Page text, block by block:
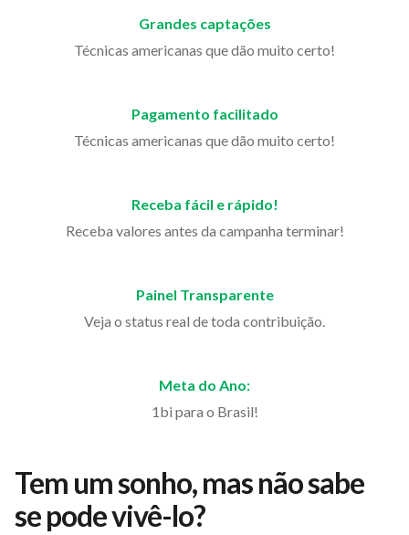
Grandes captações
Técnicas americanas que dão muito certo!
Pagamento facilitado
Técnicas americanas que dão muito certo!
Receba fácil e rápido!
Receba valores antes da campanha terminar!
Painel Transparente
Veja o status real de toda contribuição.
Meta do Ano:
1bi para o Brasil!
Tem um sonho, mas não sabe
se pode vivê-lo?